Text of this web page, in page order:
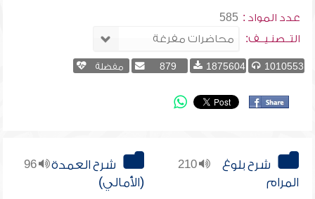
عدد المواد : 585
التــصنـيــف:
1010553
1875604
879 مفضلة
210
شرح بلوغ
المرام
96
شرح العمدة
(الأمالي)